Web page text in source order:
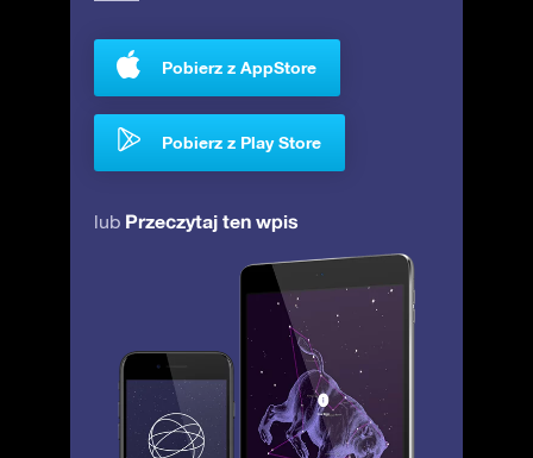
Pobierz z AppStore
Pobierz z Play Store
lub Przeczytaj ten wpis